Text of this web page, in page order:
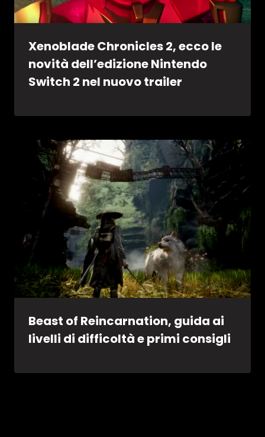
Xenoblade Chronicles 2, ecco le
novità dell’edizione Nintendo
Switch 2 nel nuovo trailer
Beast of Reincarnation, guida ai
livelli di difficoltà e primi consigli